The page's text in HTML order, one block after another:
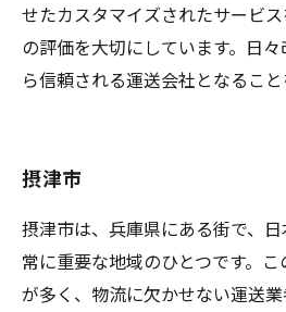
せたカスタマイズされたサービ
の評価を大切にしています。日
ら信頼される運送会社となること
摂津市
摂津市は、兵庫県にある街で、
常に重要な地域のひとつです。
が多く、物流に欠かせない運送